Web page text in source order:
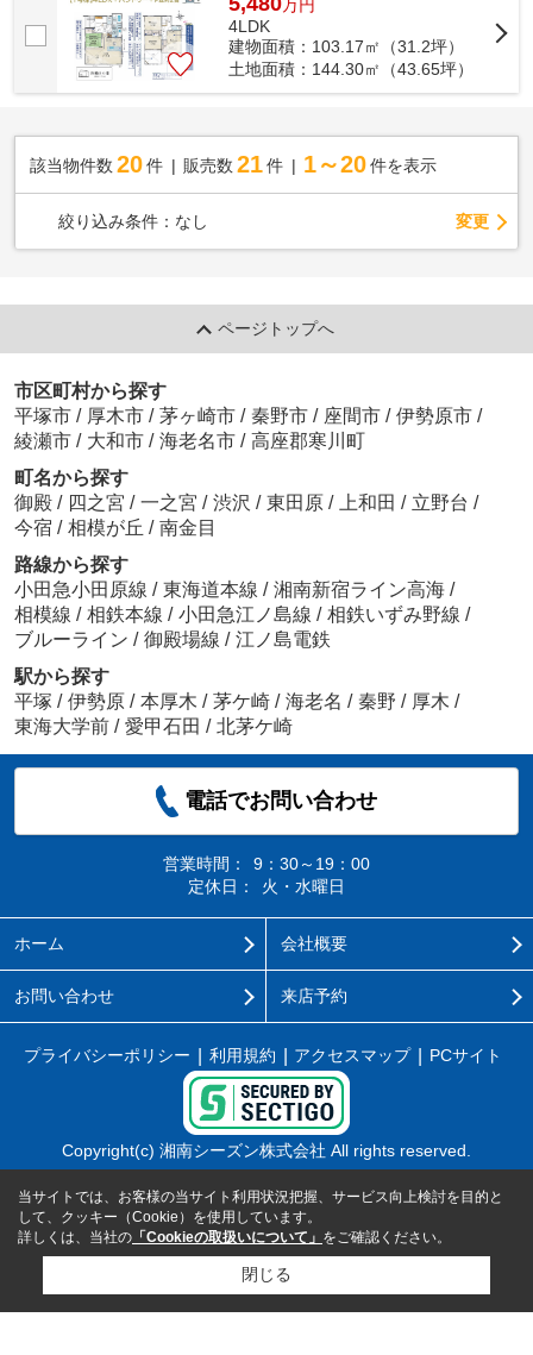
万円
4LDK
建物面積：103.17㎡（31.2坪）
土地面積：144.30㎡（43.65坪）
該当物件数 20件 販売数 21 件 1～20 件を表示
絞り込み条件： なし 変更
ページトップへ
市区町村から探す
平塚市 / 厚木市 / 茅ヶ崎市 / 秦野市 / 座間市 / 伊勢原市 /
綾瀬市 / 大和市 / 海老名市 / 高座郡寒川町
町名から探す
御殿 / 四之宮 / 一之宮 / 渋沢 / 東田原 / 上和田 / 立野台 /
今宿 / 相模が丘 / 南金目
路線から探す
小田急小田原線 / 東海道本線 / 湘南新宿ライン高海 /
相模線 / 相鉄本線 / 小田急江ノ島線 / 相鉄いずみ野線 /
ブルーライン / 御殿場線 / 江ノ島電鉄
駅から探す
平塚 / 伊勢原 / 本厚木 / 茅ケ崎 / 海老名 / 秦野 / 厚木 /
東海大学前 / 愛甲石田 / 北茅ケ崎
電話でお問い合わせ
営業時間：
9：30～19：00
定休日：
火・水曜日
ホーム 会社概要
お問い合わせ 来店予約
プライバシーポリシー 利用規約 アクセスマップ PCサイト
Copyright(c) 湘南シーズン株式会社 All rights reserved.
当サイトでは、お客様の当サイト利用状況把握、サービス向上検討を目的と
して、クッキー（Cookie）を使用しています。
詳しくは、当社の 「Cookieの取扱いについて」 をご確認ください。
閉じる